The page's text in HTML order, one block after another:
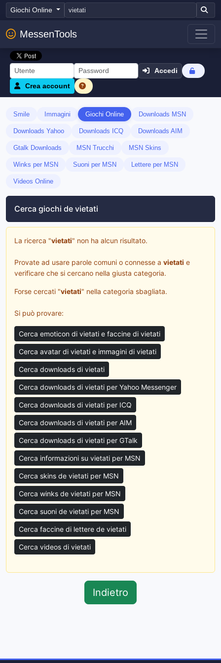
Giochi Online
MessenTools
Accedi
Crea account
Smile Immagini Giochi Online Downloads MSN
Downloads Yahoo Downloads ICQ Downloads AIM
Gtalk Downloads MSN Trucchi MSN Skins
Winks per MSN Suoni per MSN Lettere per MSN
Videos Online
Cerca giochi de vietati
La ricerca "vietati" non ha alcun risultato.
Provate ad usare parole comuni o connesse a vietati e
verificare che si cercano nella giusta categoria.
Forse cercati "vietati" nella categoria sbagliata.
Si può provare:
Cerca emoticon di vietati e faccine di vietati
Cerca avatar di vietati e immagini di vietati
Cerca downloads di vietati
Cerca downloads di vietati per Yahoo Messenger
Cerca downloads di vietati per ICQ
Cerca downloads di vietati per AIM
Cerca downloads di vietati per GTalk
Cerca informazioni su vietati per MSN
Cerca skins de vietati per MSN
Cerca winks de vietati per MSN
Cerca suoni de vietati per MSN
Cerca faccine di lettere de vietati
Cerca videos di vietati
Indietro